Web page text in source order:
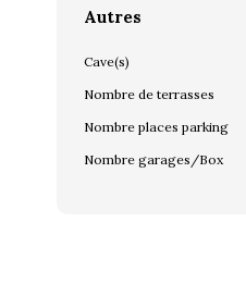
Autres
Cave(s)
Nombre de terrasses
Nombre places parking
Nombre garages/Box